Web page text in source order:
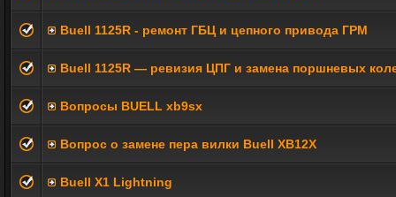
Buell 1125R - ремонт ГБЦ и цепного привода ГРМ
Buell 1125R — ревизия ЦПГ и замена поршневых
Вопросы BUELL xb9sx
Вопрос о замене пера вилки Buell XB12X
Buell Х1 Lightning